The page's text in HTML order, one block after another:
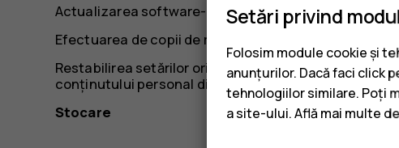
Actualizarea software-ului telefonului
Efectuarea de copii de rezervă ale datelor
Restabilirea setărilor originale și eliminarea
conținutului personal din telefon
Stocare
Setări privind
Folosim module cookie și
anunțurilor. Dacă faci click
tehnologiilor similare. Poți
a site-ului. Află mai multe